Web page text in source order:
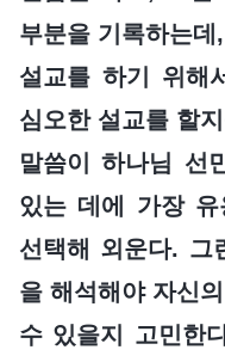
부분을 기록하는
설교를 하기 위해
심오한 설교를 할
말씀이 하나님 선
있는 데에 가장
선택해 외운다. 그
을 해석해야 자신
수 있을지 고민한